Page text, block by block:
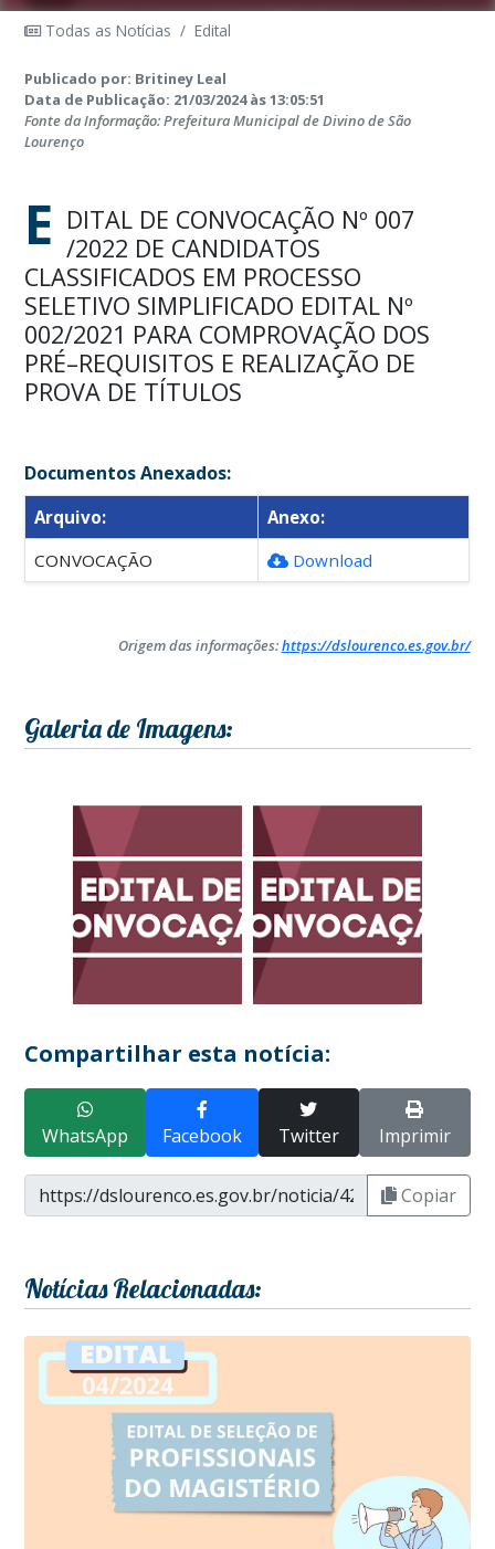
Todas as Notícias / Edital
Publicado por: Britiney Leal
Data de Publicação: 21/03/2024 às 13:05:51
Fonte da Informação: Prefeitura Municipal de Divino de São
Lourenço
E DITAL DE CONVOCAÇÃO Nº 007
/2022 DE CANDIDATOS
CLASSIFICADOS EM PROCESSO
SELETIVO SIMPLIFICADO EDITAL Nº
002/2021 PARA COMPROVAÇÃO DOS
PRÉ–REQUISITOS E REALIZAÇÃO DE
PROVA DE TÍTULOS
Documentos Anexados:
Arquivo:
Anexo:
CONVOCAÇÃO
Download
Origem das informações:https://dslourenco.es.gov.br/
Galeria de Imagens:
Compartilhar esta notícia:
WhatsApp Facebook Twitter Imprimir
Copiar
Notícias Relacionadas: